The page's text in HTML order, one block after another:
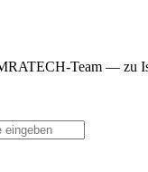
Team — zu